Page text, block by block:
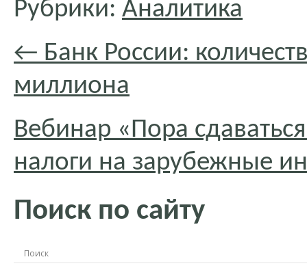
Рубрики: Аналитика
← Банк России:
миллиона
Вебинар «Пора
налоги на зарубежные
Поиск по сайту